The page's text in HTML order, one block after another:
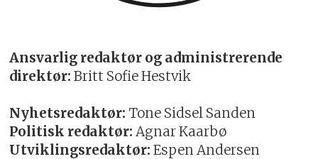
Ansvarlig redaktør og administrerende
direktør: Britt Sofie Hestvik
Nyhetsredaktør: Tone Sidsel Sanden
Politisk redaktør: Agnar Kaarbø
Utviklingsredaktør: Espen Andersen